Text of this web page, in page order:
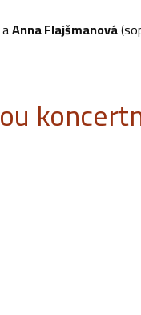
Anna Flajšmanová